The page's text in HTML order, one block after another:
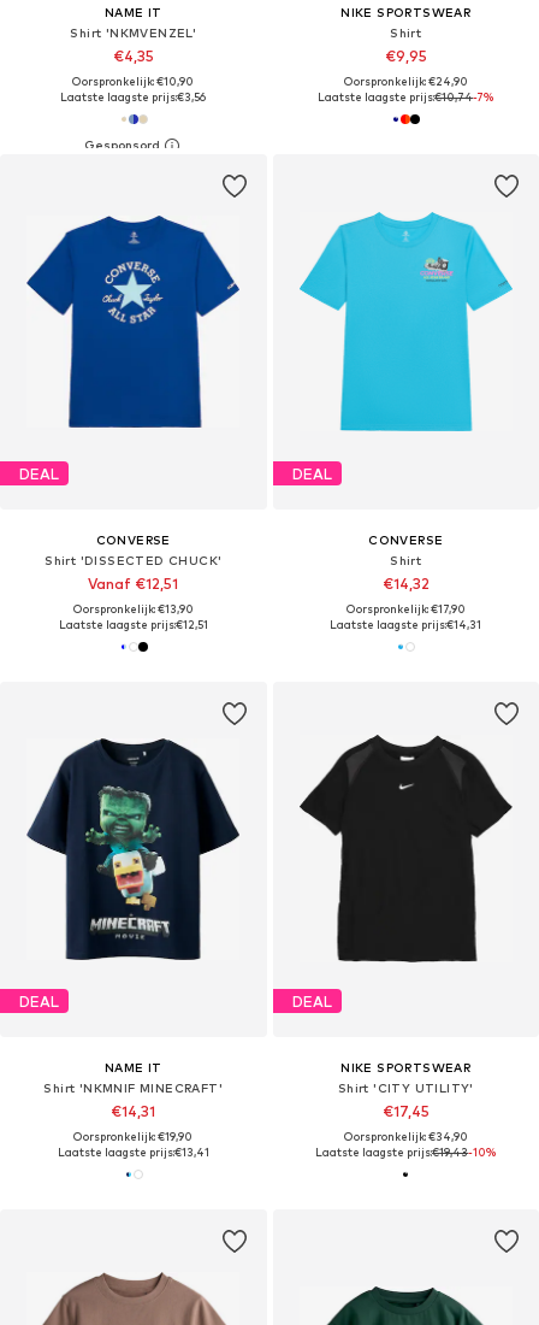
NAME IT
Shirt 'NKMVENZEL'
€4,35
Oorspronkelijk: €10,90
Laatste laagste prijs:€3,56
NIKE SPORTSWEAR
Shirt
€9,95
Oorspronkelijk: €24,90
Laatste laagste prijs:€10,74-7%
DEAL
CONVERSE
Shirt 'DISSECTED CHUCK'
Vanaf €12,51
Oorspronkelijk: €13,90
Laatste laagste prijs:€12,51
DEAL
CONVERSE
Shirt
€14,32
Oorspronkelijk: €17,90
Laatste laagste prijs:€14,31
DEAL
NAME IT
Shirt 'NKMNIF MINECRAFT'
€14,31
Oorspronkelijk: €19,90
Laatste laagste prijs:€13,41
DEAL
NIKE SPORTSWEAR
Shirt 'CITY UTILITY'
€17,45
Oorspronkelijk: €34,90
Laatste laagste prijs:€19,43-10%